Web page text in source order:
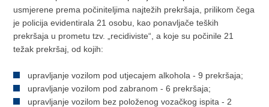
usmjerene prema počiniteljima najtežih prekršaja, prilikom čega
je policija evidentirala 21 osobu, kao ponavljače teških
prekršaja u prometu tzv. „recidiviste“, a koje su počinile 21
težak prekršaj, od kojih:
upravljanje vozilom pod utjecajem alkohola - 9 prekršaja;
upravljanje vozilom pod zabranom - 6 prekršaja;
upravljanje vozilom bez položenog vozačkog ispita - 2